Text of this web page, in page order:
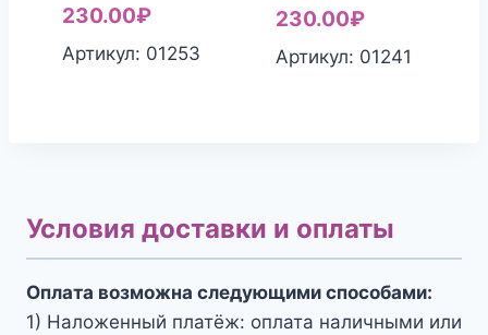
230.00₽
Артикул: 01253
230.00₽
Артикул: 01241
Условия доставки и оплаты
Оплата возможна следующими способами:
1) Наложенный платёж: оплата наличными или